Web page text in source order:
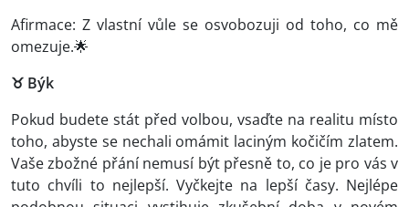
Afirmace: Z vlastní vůle se osvobozuji od toho, co mě
omezuje.🌟
♉ Býk
Pokud budete stát před volbou, vsaďte na realitu místo
toho, abyste se nechali omámit laciným kočičím zlatem.
Vaše zbožné přání nemusí být přesně to, co je pro vás v
tuto chvíli to nejlepší. Vyčkejte na lepší časy. Nejlépe